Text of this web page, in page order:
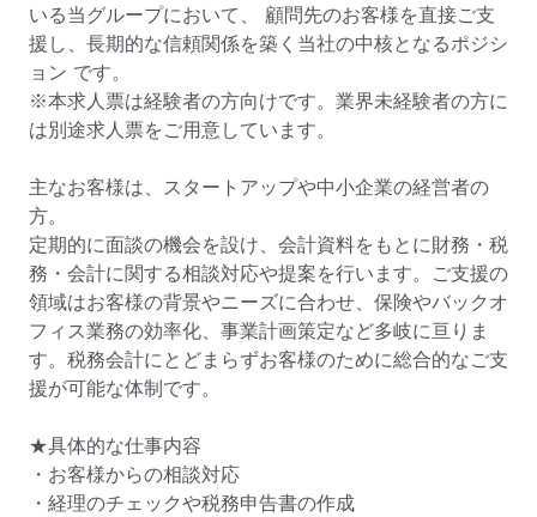
いる当グループにおいて、 顧問先のお客様を直接ご支
援し、長期的な信頼関係を築く当社の中核となるポジシ
ョン です。
※本求人票は経験者の方向けです。業界未経験者の方に
は別途求人票をご用意しています。
主なお客様は、スタートアップや中小企業の経営者の
方。
定期的に面談の機会を設け、会計資料をもとに財務・税
務・会計に関する相談対応や提案を行います。ご支援の
領域はお客様の背景やニーズに合わせ、保険やバックオ
フィス業務の効率化、事業計画策定など多岐に亘りま
す。税務会計にとどまらずお客様のために総合的なご支
援が可能な体制です。
★具体的な仕事内容
・お客様からの相談対応
・経理のチェックや税務申告書の作成